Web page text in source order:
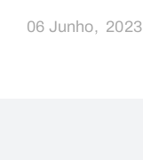
06 Junho, 2023